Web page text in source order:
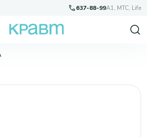
637-88-99A1, МТС, Life